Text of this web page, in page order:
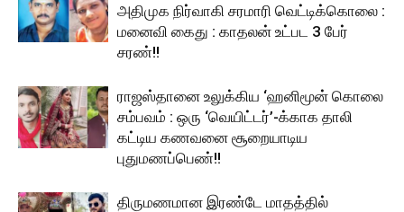
அதிமுக நிர்வாகி சரமாரி வெட்டிக்கொலை :
மனைவி கைது : காதலன் உட்பட 3 பேர்
சரண்!!
ராஜஸ்தானை உலுக்கிய ‘ஹனிமூன் கொலை
சம்பவம் : ஒரு ‘வெயிட்டர்’-க்காக தாலி
கட்டிய கணவனை சூறையாடிய
புதுமணப்பெண்!!
திருமணமான இரண்டே மாதத்தில்